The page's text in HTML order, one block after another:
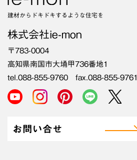
建材からドキドキするような住宅を
株式会社ie-mon
〒783-0004
高知県南国市大埇甲736番地1
tel.088-855-9760 fax.088-855-9761
お問い合せ